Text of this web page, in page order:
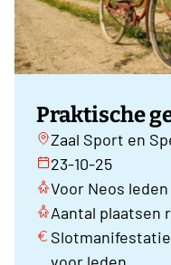
Praktische
Zaal Sport en
23-10-25
Voor Neos
Aantal plaatsen